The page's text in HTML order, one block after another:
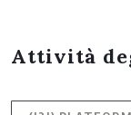
Attività